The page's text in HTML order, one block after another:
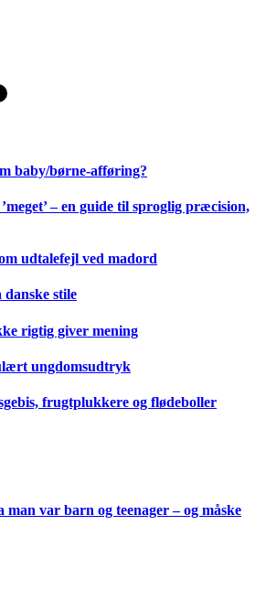
baby/børne-afføring?
– en guide til sproglig præcision,
udtalefejl ved madord
stile
rigtig giver mening
ungdomsudtryk
frugtplukkere og flødeboller
var barn og teenager – og måske